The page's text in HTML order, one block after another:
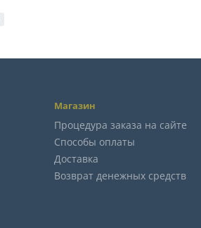
Магазин
Процедура заказа на сайте
Способы оплаты
Доставка
Возврат денежных средств